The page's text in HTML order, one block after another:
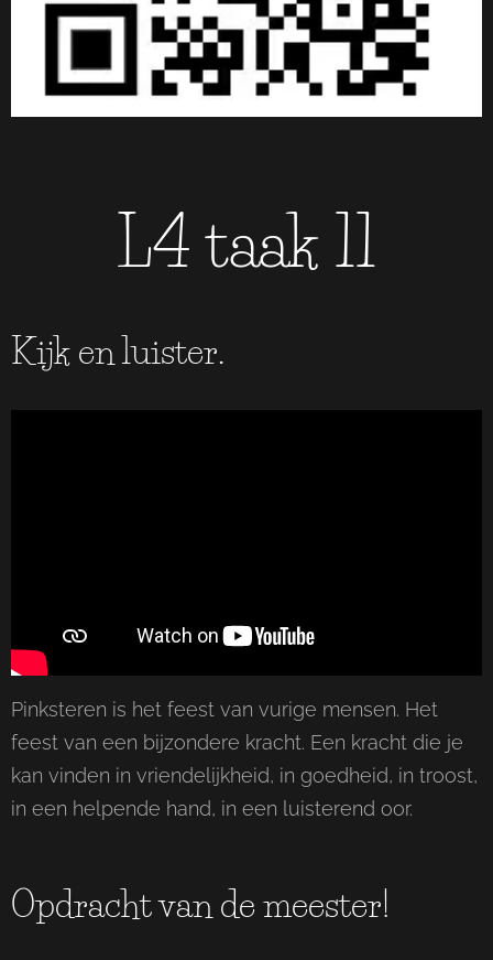
L4 taak 11
Kijk en luister.
Pinksteren is het feest van vurige mensen. Het
feest van een bijzondere kracht. Een kracht die je
kan vinden in vriendelijkheid, in goedheid, in troost,
in een helpende hand, in een luisterend oor.
Opdracht van de meester!